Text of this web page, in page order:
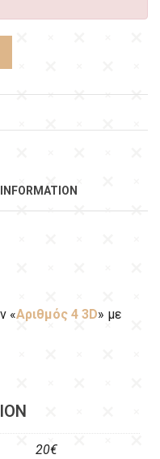
«Αριθμός 4 3D» με
20€